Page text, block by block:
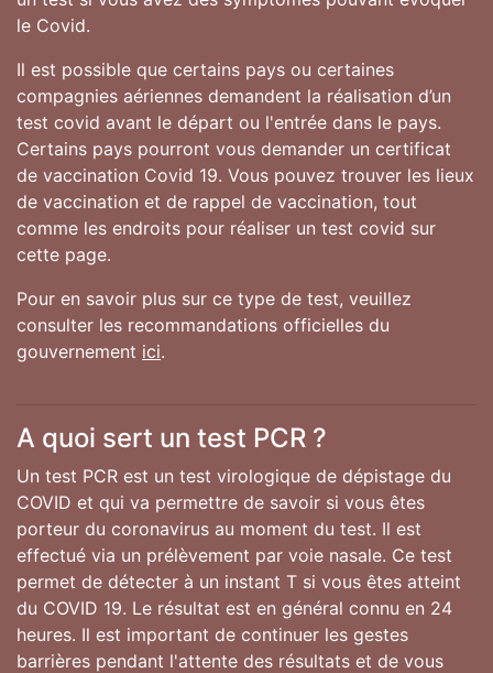
le Covid.
Il est possible que certains pays ou certaines
compagnies aériennes demandent la réalisation d’un
test covid avant le départ ou l'entrée dans le pays.
Certains pays pourront vous demander un certificat
de vaccination Covid 19. Vous pouvez trouver les lieux
de vaccination et de rappel de vaccination, tout
comme les endroits pour réaliser un test covid sur
cette page.
Pour en savoir plus sur ce type de test, veuillez
consulter les recommandations officielles du
gouvernement ici.
A quoi sert un test PCR ?
Un test PCR est un test virologique de dépistage du
COVID et qui va permettre de savoir si vous êtes
porteur du coronavirus au moment du test. Il est
effectué via un prélèvement par voie nasale. Ce test
permet de détecter à un instant T si vous êtes atteint
du COVID 19. Le résultat est en général connu en 24
heures. Il est important de continuer les gestes
barrières pendant l'attente des résultats et de vous